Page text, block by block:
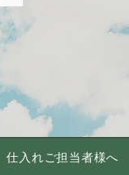
仕入れご担当者様へ